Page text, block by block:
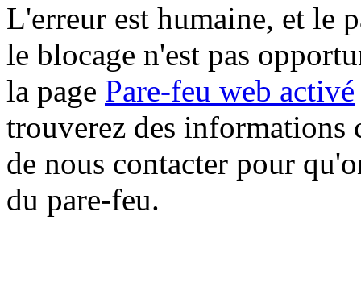
L'erreur est humaine, et le
le blocage n'est pas
la page Pare-feu web activé
trouverez des informations
de nous contacter pour
du pare-feu.